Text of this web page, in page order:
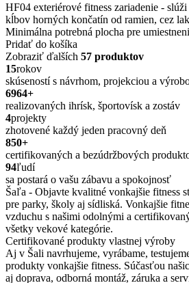
HF04 exteriérové fitness zariadenie -
kĺbov horných končatín od ramien, cez
Minimálna potrebná plocha pre
Pridať do košíka
Zobraziť ďalších 57 produktov
15rokov
skúseností s návrhom, projekciou a
6964+
realizovaných ihrísk, športovísk a zostáv
4projekty
zhotovené každý jeden pracovný deň
850+
certifikovaných a bezúdržbových
94ľudí
sa postará o vašu zábavu a spokojnosť
Šaľa - Objavte kvalitné vonkajšie fitness
pre parky, školy aj sídliská. Vonkajšie
vzduchu s našimi odolnými a
všetky vekové kategórie.
Certifikované produkty vlastnej výroby
Aj v Šali navrhujeme, vyrábame,
produkty vonkajšie fitness. Súčasťou
aj doprava, odborná montáž, záruka a